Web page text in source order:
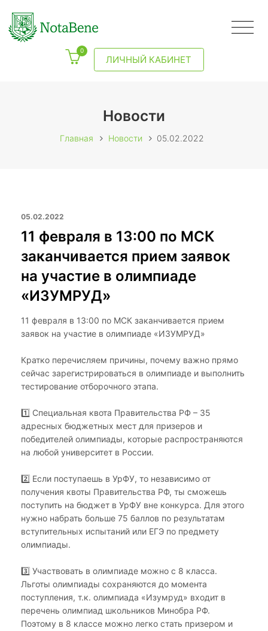
0
ЛИЧНЫЙ КАБИНЕТ
Новости
Главная Новости 05.02.2022
05.02.2022
11 февраля в 13:00 по МСК
заканчивается прием заявок
на участие в олимпиаде
«ИЗУМРУД»
11 февраля в 13:00 по МСК заканчивается прием
заявок на участие в олимпиаде «ИЗУМРУД»
Кратко перечисляем причины, почему важно прямо
сейчас зарегистрироваться в олимпиаде и выполнить
тестирование отборочного этапа.
1️⃣ Специальная квота Правительства РФ – 35
адресных бюджетных мест для призеров и
победителей олимпиады, которые распространяются
на любой университет в России.
2️⃣ Если поступаешь в УрФУ, то независимо от
получения квоты Правительства РФ, ты сможешь
поступить на бюджет в УрФУ вне конкурса. Для этого
нужно набрать больше 75 баллов по результатам
вступительных испытаний или ЕГЭ по предмету
олимпиады.
3️⃣ Участвовать в олимпиаде можно с 8 класса.
Льготы олимпиады сохраняются до момента
поступления, т.к. олимпиада «Изумруд» входит в
перечень олимпиад школьников Минобра РФ.
Поэтому в 8 классе можно легко стать призером и